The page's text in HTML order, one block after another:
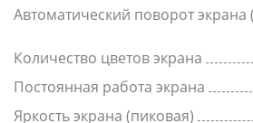
Автоматический поворот экрана
Количество цветов экрана
Постоянная работа экрана
Яркость экрана (пиковая)